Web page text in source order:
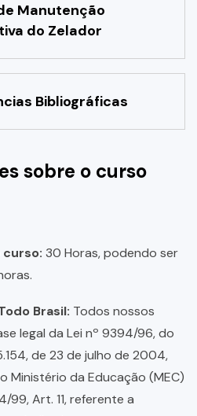
Manutenção
do Zelador
Bibliográficas
sobre o curso
curso: 30 Horas, podendo ser
Brasil: Todos nossos
legal da Lei nº 9394/96, do
de 23 de julho de 2004,
Ministério da Educação (MEC)
99, Art. 11, referente a